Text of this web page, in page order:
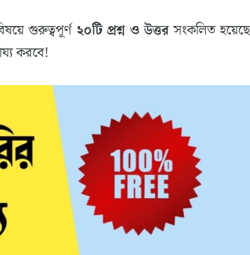
গুরুত্বপূর্ণ ২০টি প্রশ্ন ও উত্তরসংকলিত হয়েছে
করবে!